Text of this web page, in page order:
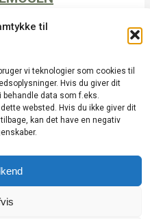
til
vi teknologier som cookies til
Hvis du giver dit
data som f.eks.
websted. Hvis du ikke giver dit
kan det have en negativ
Stationsvej 20A |
43752685 |